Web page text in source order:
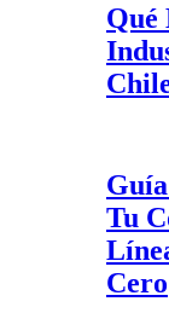
Qué
Tu
Cero